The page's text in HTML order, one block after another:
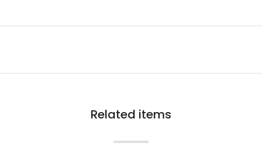
Related items